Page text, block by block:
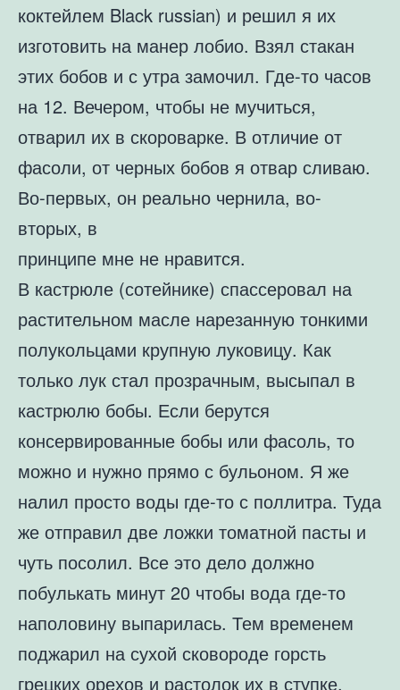
коктейлем Black russian) и решил я их
изготовить на манер лобио. Взял стакан
этих бобов и с утра замочил. Где-то часов
на 12. Вечером, чтобы не мучиться,
отварил их в скороварке. В отличие от
фасоли, от черных бобов я отвар сливаю.
Во-первых, он реально чернила, во-
вторых, в
принципе мне не нравится.
В кастрюле (сотейнике) спассеровал на
растительном масле нарезанную тонкими
полукольцами крупную луковицу. Как
только лук стал прозрачным, высыпал в
кастрюлю бобы. Если берутся
консервированные бобы или фасоль, то
можно и нужно прямо с бульоном. Я же
налил просто воды где-то с поллитра. Туда
же отправил две ложки томатной пасты и
чуть посолил. Все это дело должно
побулькать минут 20 чтобы вода где-то
наполовину выпарилась. Тем временем
поджарил на сухой сковороде горсть
грецких орехов и растолок их в ступке.